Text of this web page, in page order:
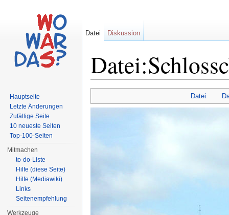
Datei
Datei Diskussion
Hauptseite
Letzte Änderungen
Zufällige Seite
10 neueste Seiten
Top-100-Seiten
Mitmachen
to-do-Liste
Hilfe (diese Seite)
Hilfe (Mediawiki)
Links
Seitenempfehlung
Werkzeuge